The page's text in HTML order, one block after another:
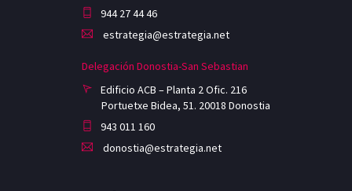
944 27 44 46
estrategia@estrategia.net
Delegación Donostia-San Sebastian
Edificio ACB – Planta 2 Ofic. 216
Portuetxe Bidea, 51. 20018 Donostia
943 011 160
donostia@estrategia.net